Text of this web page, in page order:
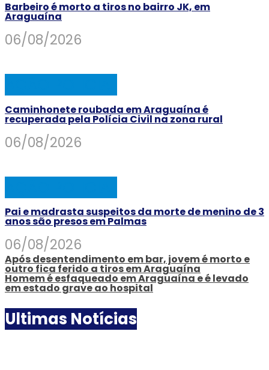
Barbeiro é morto a tiros no bairro JK, em
Araguaína
06/08/2026
Caminhonete roubada em Araguaína é
recuperada pela Polícia Civil na zona rural
06/08/2026
Pai e madrasta suspeitos da morte de menino de 3
anos são presos em Palmas
06/08/2026
Após desentendimento em bar, jovem é morto e
outro fica ferido a tiros em Araguaína
Homem é esfaqueado em Araguaína e é levado
em estado grave ao hospital
Ultimas Notícias